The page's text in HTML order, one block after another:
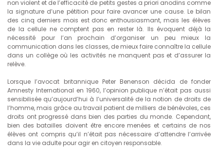
non violent et de l’efficacité de petits gestes a priori anodins comme
la signature d’une pétition pour faire avancer une cause. Le bilan
des cinq derniers mois est donc enthousiasmant, mais les élèves
de la cellule ne comptent pas en rester là. Ils évoquent déjà la
nécessité pour l’an prochain d’organiser un peu mieux la
communication dans les classes, de mieux faire connaître la cellule
dans un collège où les activités ne manquent pas et d’assurer la
relève.
Lorsque l’avocat britannique Peter Benenson décida de fonder
Amnesty International en 1960, l’opinion publique n’était pas aussi
sensibilisée qu’aujourd’hui à l’universalité de la notion de droits de
l’homme, mais grâce au travail patient de milliers de bénévoles, ces
droits ont progressé dans bien des parties du monde. Cependant,
bien des batailles doivent être encore menées et certains de nos
élèves ont compris qu’il n’était pas nécessaire d’attendre l’arrivée
dans la vie adulte pour agir en citoyen responsable.